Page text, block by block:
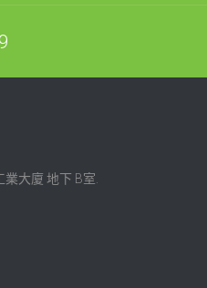
大廈 地下 B室.